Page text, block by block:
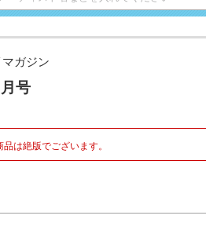
ガジン
号
は絶版でございます。